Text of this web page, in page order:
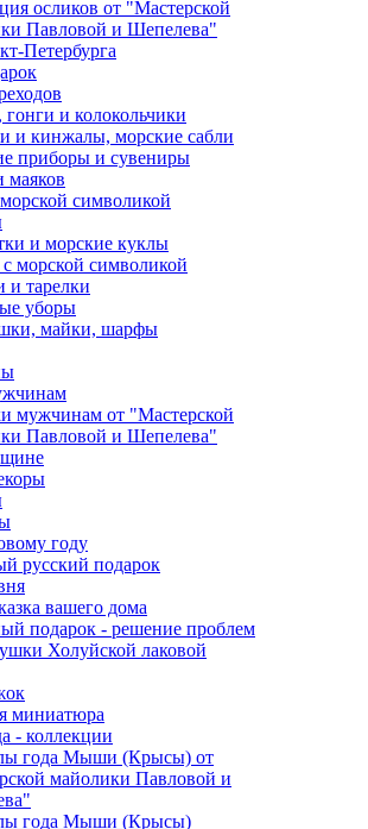
осликов от "Мастерской
Павловой и Шепелева"
Петербурга
и колокольчики
и кинжалы, морские сабли
приборы и сувениры
маяков
символикой
и морские куклы
морской символикой
и тарелки
уборы
майки, шарфы
мужчинам от "Мастерской
Павловой и Шепелева"
году
русский подарок
вашего дома
подарок - решение проблем
Холуйской лаковой
миниатюра
- коллекции
года Мыши (Крысы) от
майолики Павловой и
года Мыши (Крысы)